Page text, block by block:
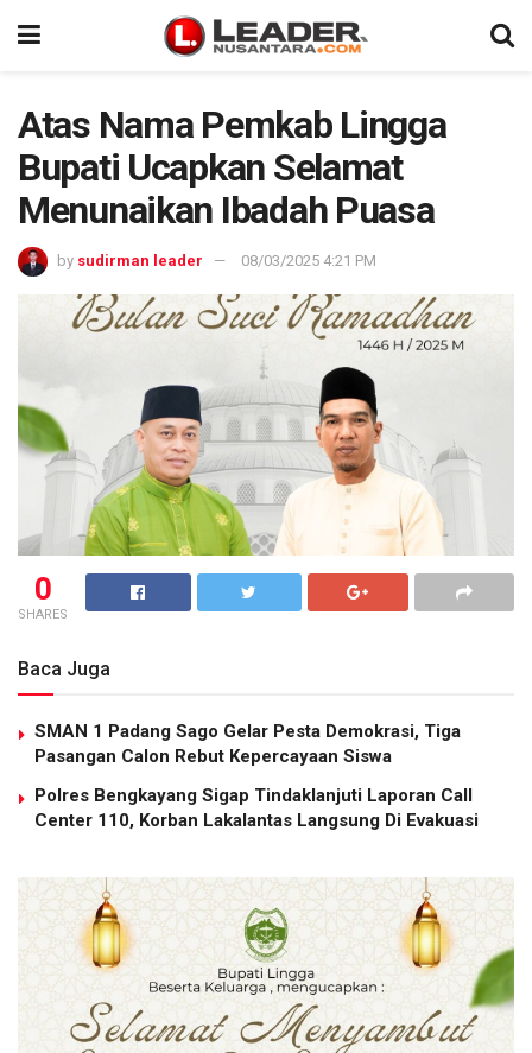
Atas Nama Pemkab Lingga
Bupati Ucapkan Selamat
Menunaikan Ibadah Puasa
by sudirman leader 08/03/2025 4:21 PM
0
SHARES
Baca Juga
SMAN 1 Padang Sago Gelar Pesta Demokrasi, Tiga
Pasangan Calon Rebut Kepercayaan Siswa
Polres Bengkayang Sigap Tindaklanjuti Laporan Call
Center 110, Korban Lakalantas Langsung Di Evakuasi